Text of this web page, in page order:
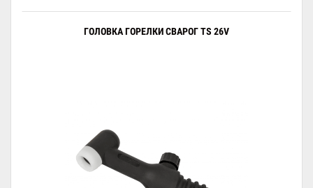
ГОЛОВКА ГОРЕЛКИ СВАРОГ TS 26V